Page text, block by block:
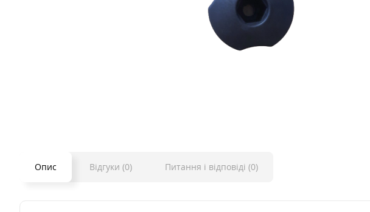
Опис Відгуки (0) Питання і відповіді (0)